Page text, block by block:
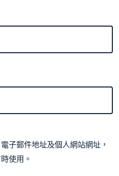
子郵件地址及個人網站網址，
使用。